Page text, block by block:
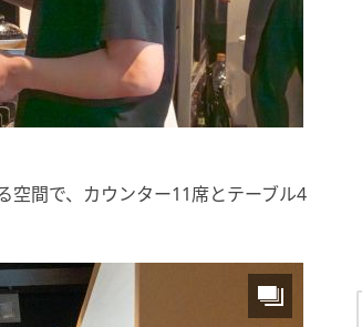
空間で、カウンター11席とテーブル4